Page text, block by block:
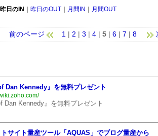
昨日のIN 昨日のOUT 月間IN
月間OUT
前のページ 1 | 2 | 3 | 4 | 5 | 6 | 7 | 8
Dan Kennedy』を無料プレゼント
Dan Kennedy』を無料プレゼント
サイト量産ツール「AQUAS」でブログ量産から